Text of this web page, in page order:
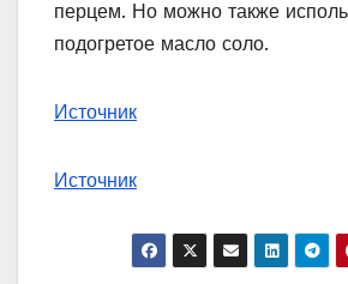
перцем. Но можно также
подогретое масло соло.
Источник
Источник